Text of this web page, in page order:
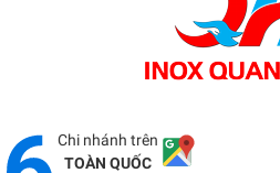
Showroom Đồng Nai
Địa chỉ: 1066 - QL 51 Tổ
Chi nhánh trên
TOÀN QUỐC